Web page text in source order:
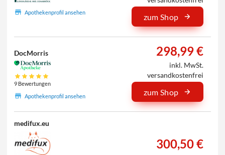
Apothekenprofil ansehen zum Shop
DocMorris
9 Bewertungen
Apothekenprofil ansehen
298,99 €
inkl. MwSt.
versandkostenfrei
zum Shop
medifux.eu
300,50 €